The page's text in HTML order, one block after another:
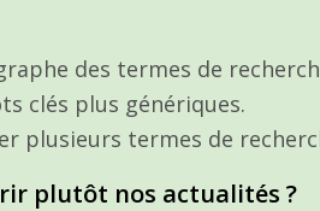
des termes de
clés plus génériques.
plusieurs termes de
plutôt nos actualités ?